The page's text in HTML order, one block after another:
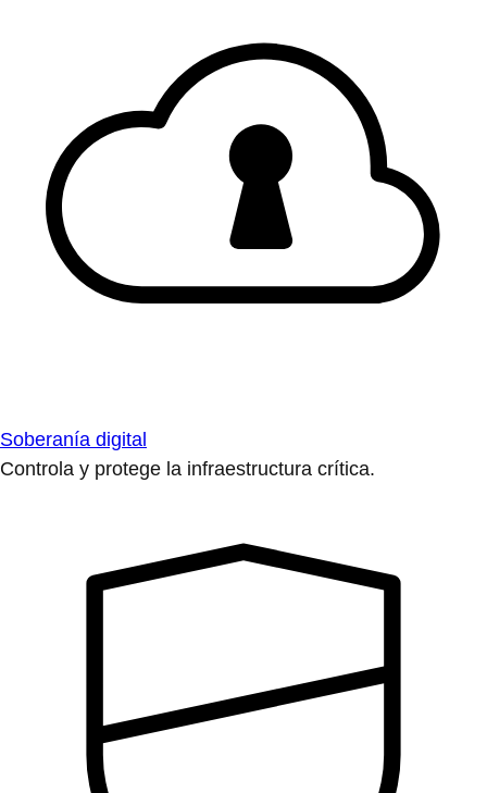
Soberanía digital
Controla y protege la infraestructura crítica.